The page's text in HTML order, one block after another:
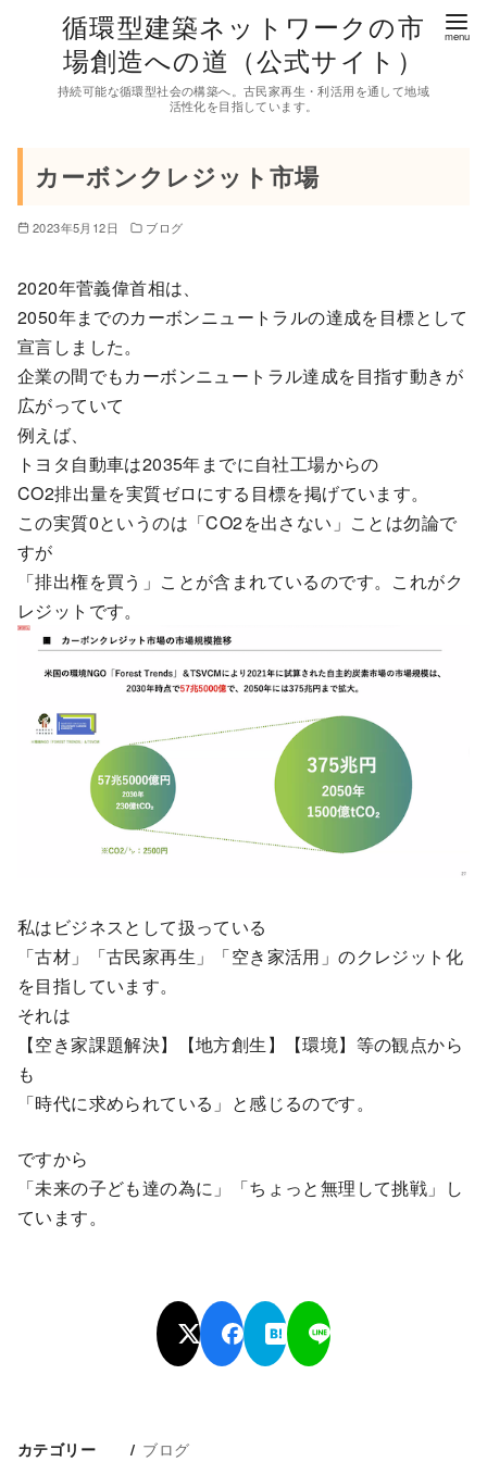
循環型建築ネットワークの市
場創造への道（公式サイト）
持続可能な循環型社会の構築へ。古民家再生・利活用を通して地域
活性化を目指しています。
カーボンクレジット市場
2023年5月12日 ブログ
2020年菅義偉首相は、
2050年までのカーボンニュートラルの達成を目標として
宣言しました。
企業の間でもカーボンニュートラル達成を目指す動きが
広がっていて
例えば、
トヨタ自動車は2035年までに自社工場からの
CO2排出量を実質ゼロにする目標を掲げています。
この実質0というのは「CO2を出さない」ことは勿論で
すが
「排出権を買う」ことが含まれているのです。これがク
レジットです。
私はビジネスとして扱っている
「古材」「古民家再生」「空き家活用」のクレジット化
を目指しています。
それは
【空き家課題解決】【地方創生】【環境】等の観点から
も
「時代に求められている」と感じるのです。
ですから
「未来の子ども達の為に」「ちょっと無理して挑戦」し
ています。
カテゴリー ブログ